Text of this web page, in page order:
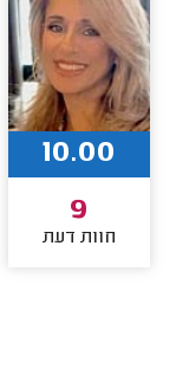
10.00
9
חוות דעת